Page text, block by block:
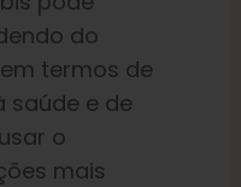
do
termos de
saúde e de
o
mais